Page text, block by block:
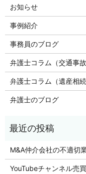
お知らせ
事例紹介
事務員のブログ
弁護士コラム（交通事故
弁護士コラム（遺産相続
弁護士のブログ
M&A仲介会社の不適切
YouTubeチャンネル売